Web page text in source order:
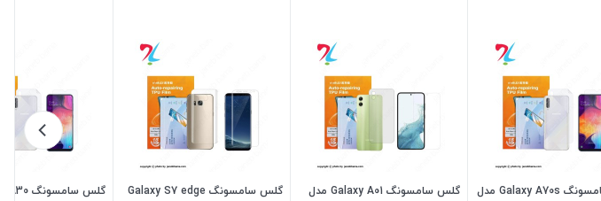
گلس سامسونگ Galaxy A70s مدل
گلس سامسونگ Galaxy A01 مدل
گلس سامسونگ Galaxy S7 edge